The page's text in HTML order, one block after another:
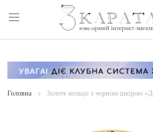
Skip
Content
Головна Золоте кольцо з чорною шкірою